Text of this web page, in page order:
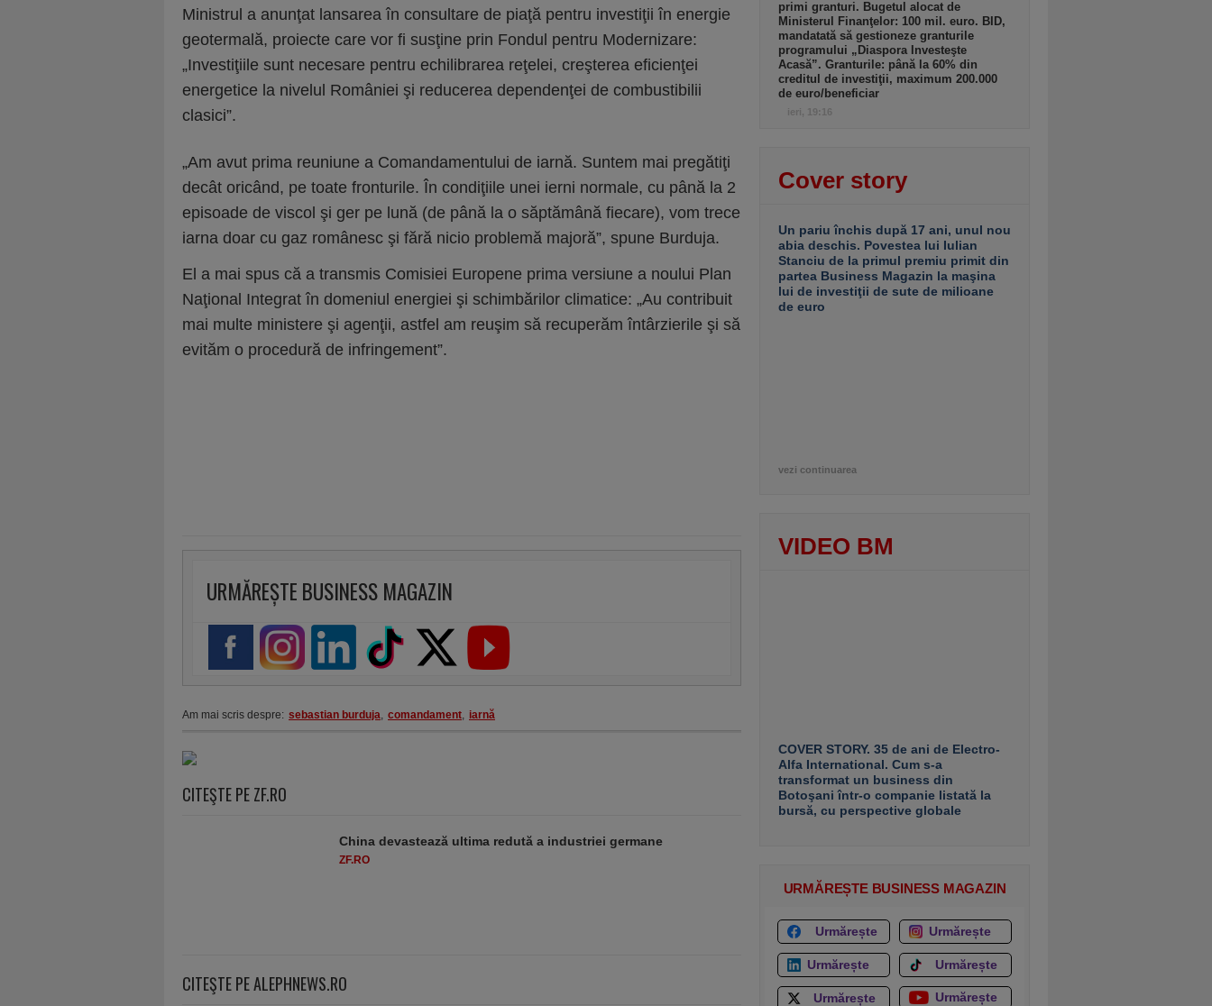
Ministrul a anunţat lansarea în consultare de piaţă pentru investiţii în energie
geotermală, proiecte care vor fi susţine prin Fondul pentru Modernizare:
„Investiţiile sunt necesare pentru echilibrarea reţelei, creşterea eficienţei
energetice la nivelul României şi reducerea dependenţei de combustibilii
clasici”.
„Am avut prima reuniune a Comandamentului de iarnă. Suntem mai pregătiţi
decât oricând, pe toate fronturile. În condiţiile unei ierni normale, cu până la 2
episoade de viscol şi ger pe lună (de până la o săptămână fiecare), vom trece
iarna doar cu gaz românesc şi fără nicio problemă majoră”, spune Burduja.
El a mai spus că a transmis Comisiei Europene prima versiune a noului Plan
Naţional Integrat în domeniul energiei şi schimbărilor climatice: „Au contribuit
mai multe ministere şi agenţii, astfel am reuşim să recuperăm întârzierile şi să
evităm o procedură de infringement”.
URMĂREȘTE BUSINESS MAGAZIN
Am mai scris despre: sebastian burduja, comandament, iarnă
CITEŞTE PE ZF.RO
China devastează ultima redută a industriei germane
ZF.RO
CITEŞTE PE ALEPHNEWS.RO
primi granturi. Bugetul alocat de
Ministerul Finanţelor: 100 mil. euro. BID,
mandatată să gestioneze granturile
programului „Diaspora Investeşte
Acasă”. Granturile: până la 60% din
creditul de investiţii, maximum 200.000
de euro/beneficiar
ieri, 19:16
Cover story
Un pariu închis după 17 ani, unul nou
abia deschis. Povestea lui Iulian
Stanciu de la primul premiu primit din
partea Business Magazin la maşina
lui de investiţii de sute de milioane
de euro
vezi continuarea
VIDEO BM
COVER STORY. 35 de ani de Electro-
Alfa International. Cum s-a
transformat un business din
Botoşani într-o companie listată la
bursă, cu perspective globale
URMĂREȘTE BUSINESS MAGAZIN
Urmărește Urmărește
Urmărește Urmărește
Urmărește Urmărește